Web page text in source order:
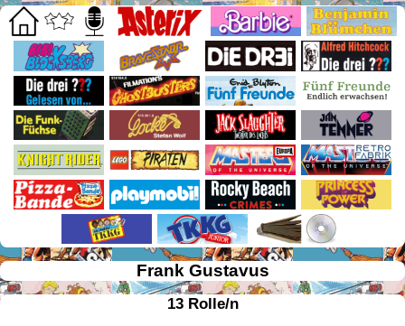
Frank Gustavus
13 Rolle/n